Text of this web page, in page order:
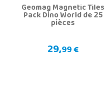
Geomag Magnetic Tiles
Pack Dino World de 25
pièces
29,99 €